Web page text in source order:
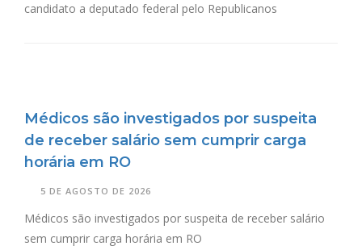
candidato a deputado federal pelo Republicanos
Médicos são investigados por suspeita
de receber salário sem cumprir carga
horária em RO
5 DE AGOSTO DE 2026
Médicos são investigados por suspeita de receber salário
sem cumprir carga horária em RO